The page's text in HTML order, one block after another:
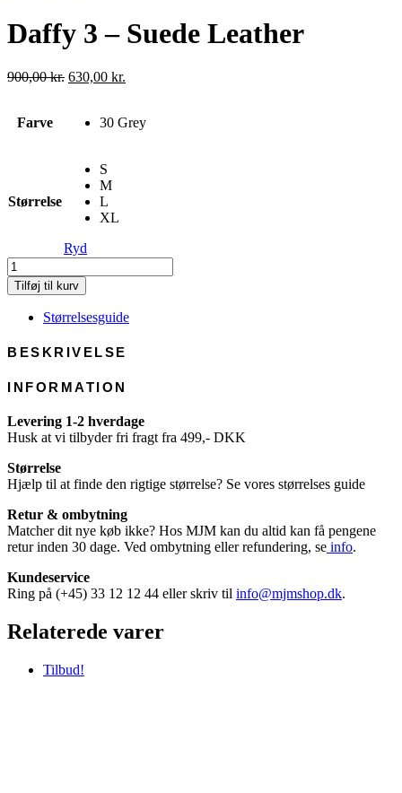
Daffy 3 – Suede Leather
900,00kr. Den
var:
630,00 kr.
er:
Farve 30 Grey
Størrelse
S
M
L
XL
Ryd
Daffy
3
-
Suede
Leather
antal
Tilføj til kurv
Størrelsesguide
BESKRIVELSE
INFORMATION
Levering 1-2 hverdage
Husk at vi tilbyder fri fragt fra 499,- DKK
Størrelse
Hjælp til at finde den rigtige størrelse? Se vores størrelses guide
Retur & ombytning
Matcher dit nye køb ikke? Hos MJM kan du altid kan få pengene
retur inden 30 dage. Ved ombytning eller refundering, se info.
Kundeservice
Ring på (+45) 33 12 12 44 eller skriv til info@mjmshop.dk.
Relaterede varer
Tilbud!